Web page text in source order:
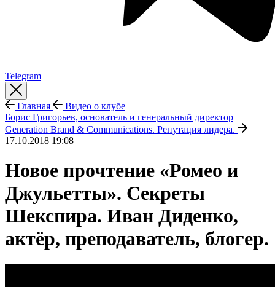
Telegram
Главная
Видео о клубе
Борис Григорьев, основатель и генеральный директор
Generation Brand & Communications. Репутация лидера.
17.10.2018 19:08
Новое прочтение «Ромео и
Джульетты». Секреты
Шекспира. Иван Диденко,
актёр, преподаватель, блогер.